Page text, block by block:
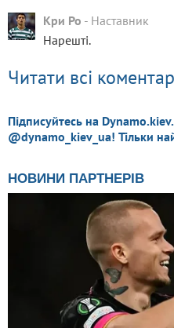
Кри Ро - Наставник
Нарешті.
Читати всі
Підписуйтесь на
@dynamo_kiev_ua! Тільки